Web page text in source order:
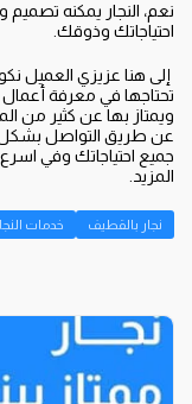
نعم، النجار يمكنه
احتياجاتك وذوقك.
‏إلى هنا عزيزي العميل
تحتاجها في معرفة أعمال
ويمتاز بها عن كثير من
عن طريق التواصل
جميع احتياجاتك وفي
المزيد.
نجار بالقطيف خدمات